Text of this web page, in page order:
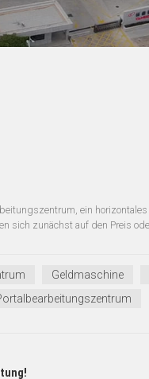
ein
sich zunächst auf den Preis
Geldmaschine